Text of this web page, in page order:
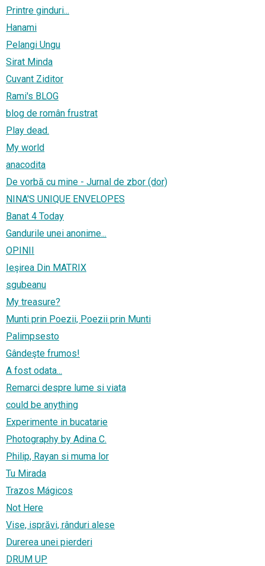
Printre ginduri...
Hanami
Pelangi Ungu
Sirat Minda
Cuvant Ziditor
Rami's BLOG
blog de român frustrat
Play dead.
My world
anacodita
De vorbă cu mine - Jurnal de zbor (dor)
NINA'S UNIQUE ENVELOPES
Banat 4 Today
Gandurile unei anonime...
OPINII
Ieşirea Din MATRIX
sgubeanu
My treasure?
Munti prin Poezii, Poezii prin Munti
Palimpsesto
Gândeşte frumos!
A fost odata...
Remarci despre lume si viata
could be anything
Experimente in bucatarie
Photography by Adina C.
Philip, Rayan si muma lor
Tu Mirada
Trazos Mágicos
Not Here
Vise, isprăvi, rânduri alese
Durerea unei pierderi
DRUM UP